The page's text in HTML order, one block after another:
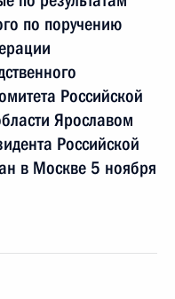
по поручению
Российской
Ярославом
Российской
в Москве 5 ноября